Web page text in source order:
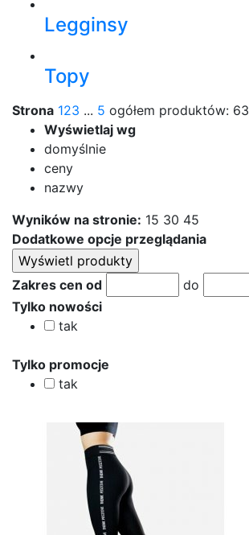
Legginsy
Topy
Strona 123 ... 5 ogółem produktów: 63
Wyświetlaj wg
domyślnie
ceny
nazwy
Wyników na stronie: 15 30 45
Dodatkowe opcje przeglądania
Zakres cen od
do
Tylko nowości
tak
Tylko promocje
tak